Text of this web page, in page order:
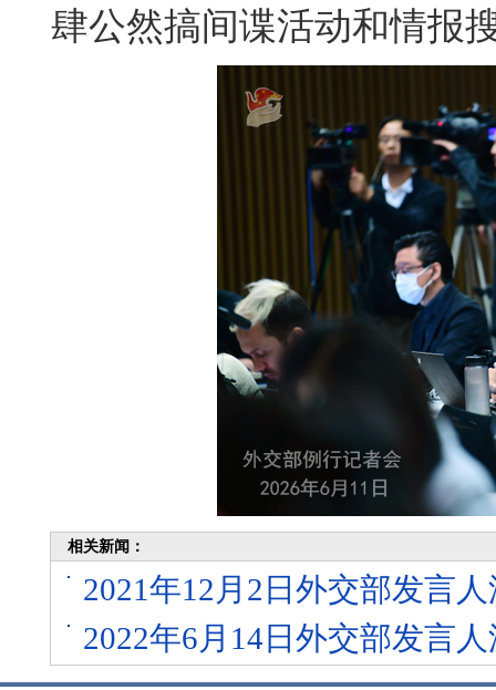
肆公然搞间谍活动和情报
相关新闻：
2021年12月2日外交部发言
2022年6月14日外交部发言